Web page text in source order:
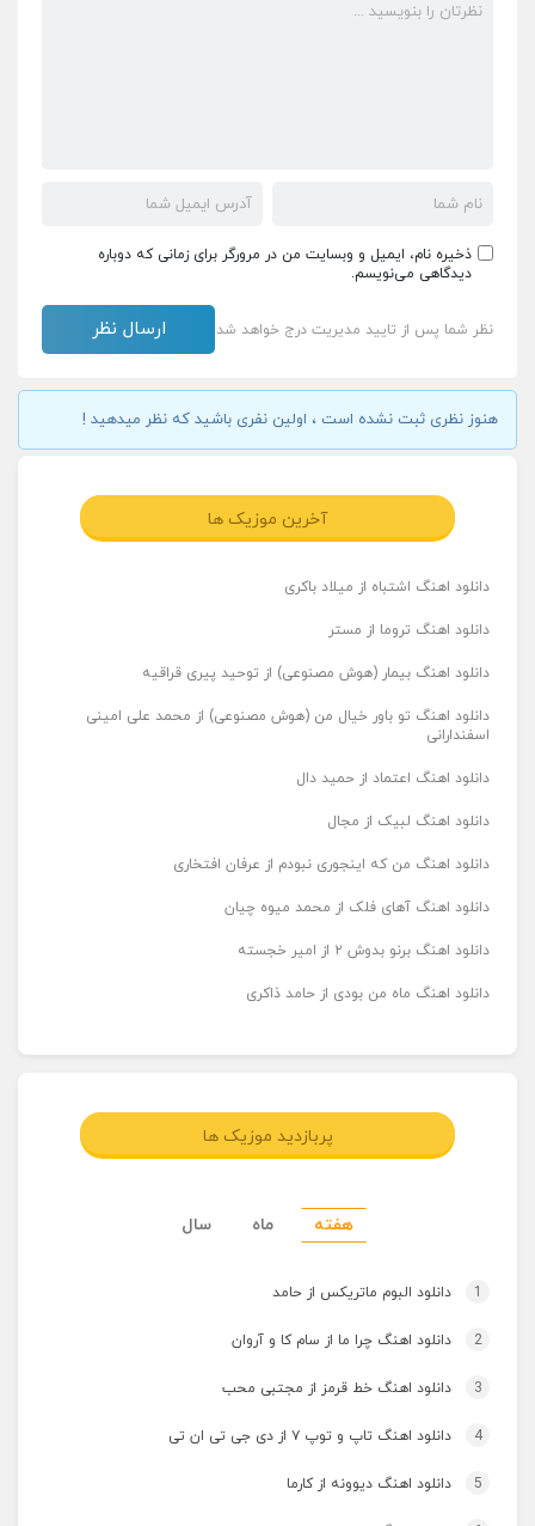
ذخیره نام، ایمیل و وبسایت من در مرورگر برای زمانی که دوباره
دیدگاهی می‌نویسم.
نظر شما پس از تایید مدیریت درج خواهد شد
هنوز نظری ثبت نشده است ، اولین نفری باشید که نظر میدهید !
آخرین موزیک ها
دانلود اهنگ اشتباه از میلاد باکری
دانلود اهنگ تروما از مستر
دانلود اهنگ بیمار (هوش مصنوعی) از توحید پیری قراقیه
دانلود اهنگ تو باور خیال من (هوش مصنوعی) از محمد علی امینی
اسفندارانی
دانلود اهنگ اعتماد از حمید دال
دانلود اهنگ لبیک از مجال
دانلود اهنگ من که اینجوری نبودم از عرفان افتخاری
دانلود اهنگ آهای فلک از محمد میوه چیان
دانلود اهنگ برنو بدوش ۲ از امیر خجسته
دانلود اهنگ ماه من بودی از حامد ذاکری
پربازدید موزیک ها
هفته ماه سال
1 دانلود البوم ماتریکس از حامد
2 دانلود اهنگ چرا ما از سام کا و آروان
3 دانلود اهنگ خط قرمز از مجتبی محب
4 دانلود اهنگ تاپ و توپ ۷ از دی جی تی ان تی
5 دانلود اهنگ دیوونه از کارما